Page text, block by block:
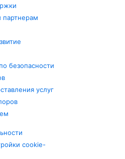
безопасности
услуг
cookie-